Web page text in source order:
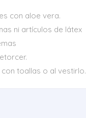
con aloe vera.
ni artículos de látex
toallas o al vestirlo.